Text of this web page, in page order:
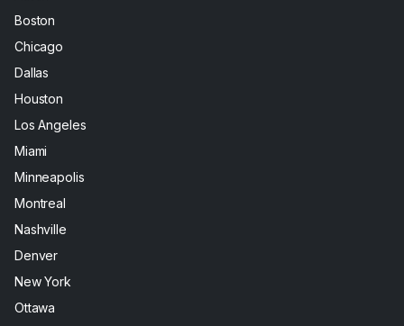
Boston
Chicago
Dallas
Houston
Los Angeles
Miami
Minneapolis
Montreal
Nashville
Denver
New York
Ottawa